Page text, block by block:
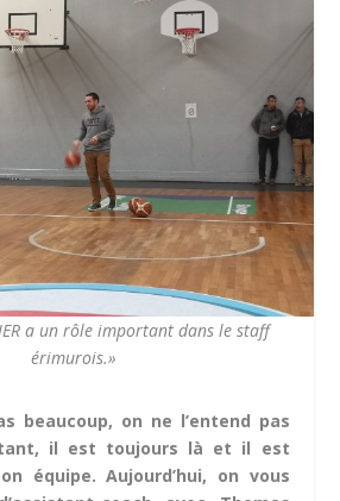
a un rôle important dans le staff
érimurois.»
beaucoup, on ne l’entend pas
il est toujours là et il est
équipe. Aujourd’hui, on vous